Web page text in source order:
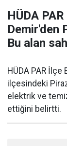
HÜDA
Demir'den
Bu alan
HÜDA PAR İlçe
ilçesindeki
elektrik ve
ettiğini belirtti.